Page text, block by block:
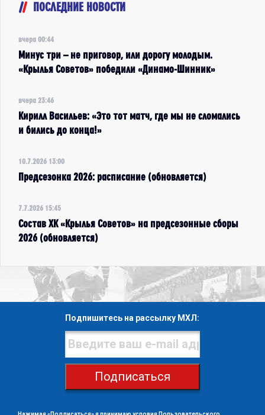
ПОСЛЕДНИЕ НОВОСТИ
вчера 00:44
Минус три – не приговор, или дорогу молодым.
«Крылья Советов» победили «Динамо-Шинник»
вчера 23:46
Кирилл Васильев: «Это тот матч, где мы не сломались
и бились до конца!»
10.7.2026 13:00
Предсезонка 2026: расписание (обновляется)
7.7.2026 15:45
Состав ХК «Крылья Советов» на предсезонные сборы
2026 (обновляется)
Подпишитесь на рассылку МХЛ:
Подписаться